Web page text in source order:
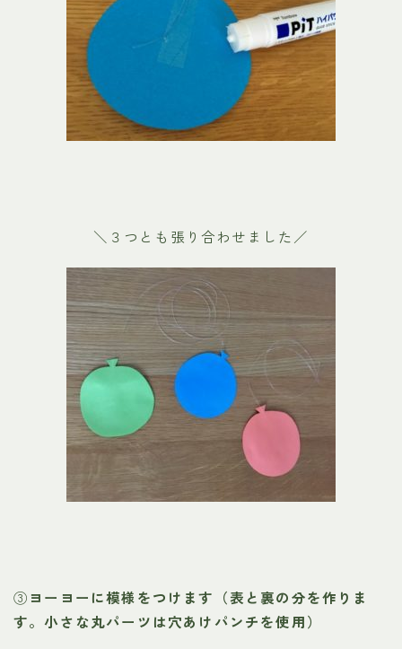
＼３つとも張り合わせました／
③ヨーヨーに模様をつけます（表と裏の分を作りま
す。小さな丸パーツは穴あけパンチを使用）